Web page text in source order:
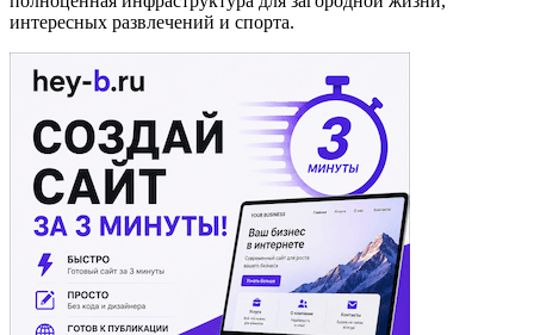
интересных развлечений и спорта.